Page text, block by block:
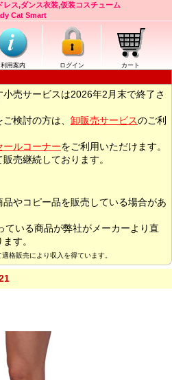
レス,ダンス衣装,仮装コスチューム
Cat Smart
利用案内 ログイン カート
売サービスは2026年2月末で終了さ
検討の方は、 卸販売サービスのご利
ールコーナーをご利用いただけます。
売継続しております。
やコピー品を販売している場合があ
ている商品が弊社がメーカーより直
す。
格販売により収入を得ています。